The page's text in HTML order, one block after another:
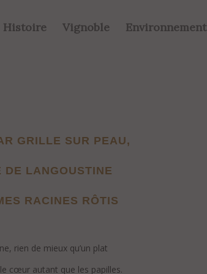
Histoire Vignoble Environnement
GRILLE SUR PEAU,
DE LANGOUSTINE
RACINES RÔTIS
rien de mieux qu’un plat
cœur autant que les papilles.